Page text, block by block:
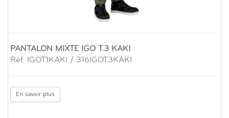
PANTALON MIXTE IGO T.3 KAKI
Réf. IGOT1KAKI / 316IGOT3KAKI
En savoir plus